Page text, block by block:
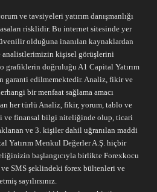
ve tavsiyeleri yatırım danışmanlığı
risklidir. Bu internet sitesinde yer
olduğuna inanılan kaynaklardan
analistlerimizin kişisel görüşlerini
grafiklerin doğruluğu A1 Capital Yatırım
garanti edilmemektedir. Analiz, fikir ve
bir menfaat sağlama amacı
her türlü Analiz, fikir, yorum, tablo ve
ve finansal bilgi niteliğinde olup, ticari
ve 3. kişiler dahil uğranılan maddi
Yatırım Menkul Değerler A.Ş. hiçbir
başlangıcıyla birlikte Forexkocu
ve SMS şeklindeki forex bültenleri ve
sayılırsınız.